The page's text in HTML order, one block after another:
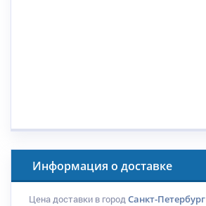
Информация о доставке
Цена доставки в городСанкт-Петербург